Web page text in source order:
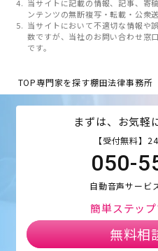
当サイトに記載の情報、記事、寄
ンテンツの無断複写・転載・公衆
当サイトにおいて不適切な情報や
数ですが、当社のお問い合わせ窓
です。
TOP専門家を探す棚田法律事務所
まずは、お気軽
【受付無料】
050-
自動音声サービ
簡単ステッ
無料相